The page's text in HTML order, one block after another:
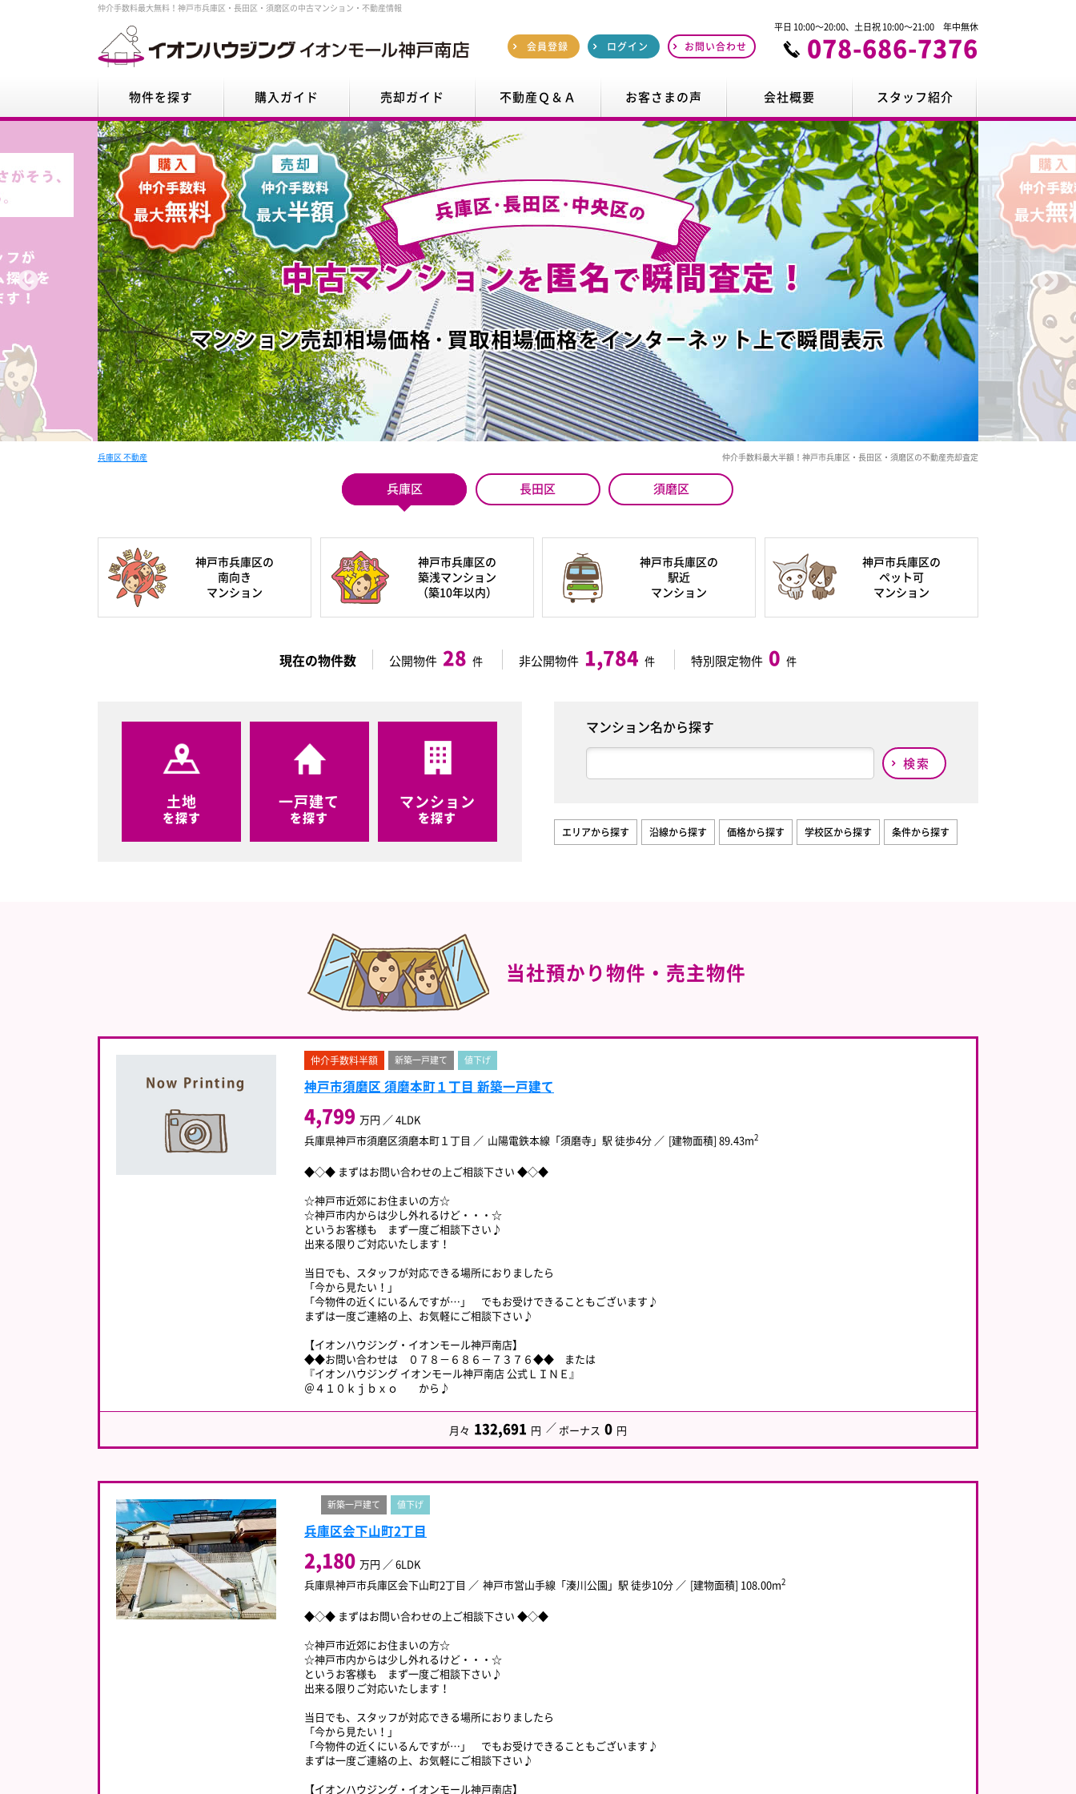
仲介手数料最大無料！神戸市兵庫区・長田区・須磨区の中古マンション・不動産情報
会員登録 ログイン お問い合わせ
平日 10:00～20:00、土日祝 10:00～21:00 年中無休
078-686-7376
物件を探す 購入ガイド 売却ガイド 不動産Ｑ＆Ａ お客さまの声 会社概要 スタッフ紹介
兵庫区 不動産 仲介手数料最大半額！神戸市兵庫区・長田区・須磨区の不動産売却査定
兵庫区 長田区 須磨区
神戸市兵庫区の
南向き
マンション
神戸市兵庫区の
築浅マンション
（築10年以内）
神戸市兵庫区の
駅近
マンション
神戸市兵庫区の
ペット可
マンション
現在の物件数 公開物件 28 件 非公開物件 1,784 件 特別限定物件 0 件
土地
を探す
一戸建て
を探す
マンション
を探す
マンション名から探す
検索
エリアから探す 沿線から探す 価格から探す 学校区から探す 条件から探す
当社預かり物件・売主物件
仲介手数料半額 新築一戸建て 値下げ
神戸市須磨区 須磨本町１丁目 新築一戸建て
4,799 万円 ／4LDK
兵庫県神戸市須磨区須磨本町１丁目
山陽電鉄本線「須磨寺」駅 徒歩4分 [建物面積] 89.43m2
◆◇◆ まずはお問い合わせの上ご相談下さい ◆◇◆
☆神戸市近郊にお住まいの方☆
☆神戸市内からは少し外れるけど・・・☆
というお客様も まず一度ご相談下さい♪
出来る限りご対応いたします！
当日でも、スタッフが対応できる場所におりましたら
「今から見たい！」
「今物件の近くにいるんですが…」 でもお受けできることもございます♪
まずは一度ご連絡の上、お気軽にご相談下さい♪
【イオンハウジング・イオンモール神戸南店】
◆◆お問い合わせは ０７８－６８６－７３７６◆◆ または
『イオンハウジング イオンモール神戸南店 公式ＬＩＮＥ』
＠４１０ｋｊｂｘｏ から♪
月々 132,691 円 ボーナス 0 円
新築一戸建て 値下げ
兵庫区会下山町2丁目
2,180 万円 ／6LDK
兵庫県神戸市兵庫区会下山町2丁目
神戸市営山手線「湊川公園」駅 徒歩10分 [建物面積] 108.00m2
◆◇◆ まずはお問い合わせの上ご相談下さい ◆◇◆
☆神戸市近郊にお住まいの方☆
☆神戸市内からは少し外れるけど・・・☆
というお客様も まず一度ご相談下さい♪
出来る限りご対応いたします！
当日でも、スタッフが対応できる場所におりましたら
「今から見たい！」
「今物件の近くにいるんですが…」 でもお受けできることもございます♪
まずは一度ご連絡の上、お気軽にご相談下さい♪
【イオンハウジング・イオンモール神戸南店】